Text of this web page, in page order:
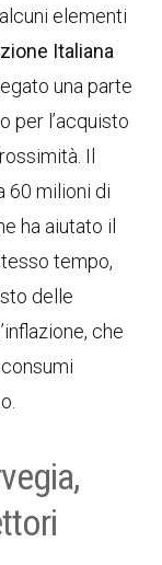
elementi
Italiana
una parte
per l’acquisto
Il
60 milioni di
ha aiutato il
tempo,
delle
che